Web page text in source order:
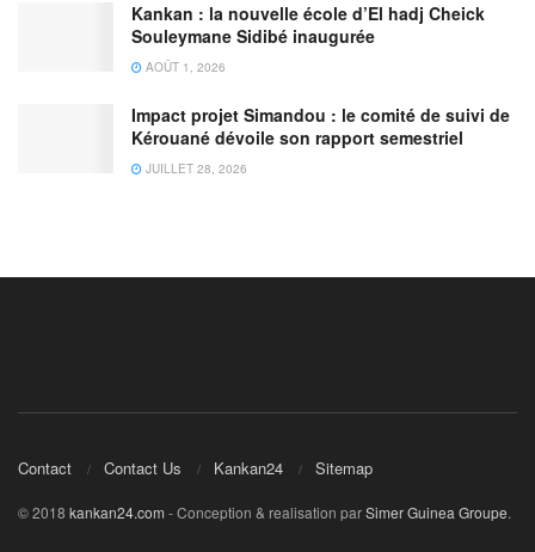
Kankan : la nouvelle école d’El hadj Cheick
Souleymane Sidibé inaugurée
AOÛT 1, 2026
Impact projet Simandou : le comité de suivi de
Kérouané dévoile son rapport semestriel
JUILLET 28, 2026
Contact Contact Us Kankan24 Sitemap
© 2018 kankan24.com - Conception & realisation parSimer Guinea Groupe.